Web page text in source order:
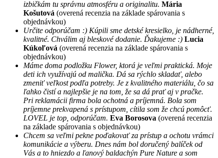
izbičkám tu správnu atmosféru a originalitu. Mária
Košutová (overená recenzia na základe spárovania s
objednávkou)
Určite odporúčam :) Kúpili sme detské kresielko, je nádherné,
kvalitné. Chválim aj bleskové dodanie. Ďakujeme :) Lucia
Kúkoľová (overená recenzia na základe spárovania s
objednávkou)
Máme doma podložku Flower, ktorá je veľmi praktická. Moje
deti ich využívajú od malička. Dá sa rýchlo skladať, alebo
zmeniť veľkost podľa potreby. Je z kvalitného materiálu, čo sa
ľahko čistí a najlepšie je na tom, že sa dá prať aj v pračke.
Pri reklamácii firma bola ochotná a príjemná. Bola som
príjemne prekvapená s prístupom, cítila som že chcú pomôcť.
LOVEL je top, odporúčam. Eva Borosova (overená recenzia
na základe spárovania s objednávkou)
Chcem sa veľmi pekne poďakovať za prístup a ochotu vrámci
komunikácie a výberu. Dnes nám bol doručený balíček od
Vás a to hniezdo a ľanový baldachýn Pure Nature a som